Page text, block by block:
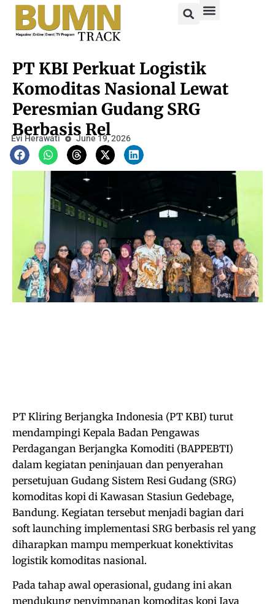
PT KBI Perkuat Logistik
Komoditas Nasional Lewat
Peresmian Gudang SRG
Berbasis Rel
Evi Herawati June 19, 2026
PT Kliring Berjangka Indonesia (PT KBI) turut
mendampingi Kepala Badan Pengawas
Perdagangan Berjangka Komoditi (BAPPEBTI)
dalam kegiatan peninjauan dan penyerahan
persetujuan Gudang Sistem Resi Gudang (SRG)
komoditas kopi di Kawasan Stasiun Gedebage,
Bandung. Kegiatan tersebut menjadi bagian dari
soft launching implementasi SRG berbasis rel yang
diharapkan mampu memperkuat konektivitas
logistik komoditas nasional.
Pada tahap awal operasional, gudang ini akan
mendukung penyimpanan komoditas kopi Java